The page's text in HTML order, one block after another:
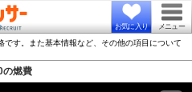
お気に入り メニュー
す。また基本情報など、その他の項目について
の燃費